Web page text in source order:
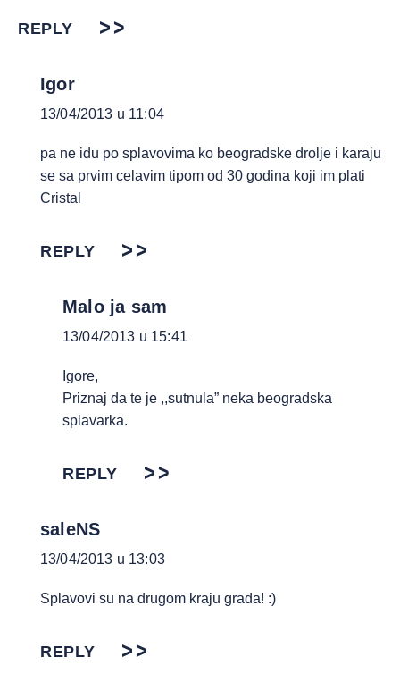
REPLY
Igor
13/04/2013 u 11:04
pa ne idu po splavovima ko beogradske drolje i karaju
se sa prvim celavim tipom od 30 godina koji im plati
Cristal
REPLY
Malo ja sam
13/04/2013 u 15:41
Igore,
Priznaj da te je ,,sutnula” neka beogradska
splavarka.
REPLY
saleNS
13/04/2013 u 13:03
Splavovi su na drugom kraju grada! :)
REPLY